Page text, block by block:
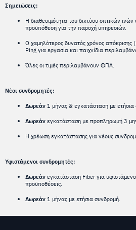
Σημειώσεις:
Η διαθεσιμότητα του δικτύου οπτικών
προϋπόθεση για την παροχή υπηρεσιών.
Ο χαμηλότερος δυνατός χρόνος απόκρισης
Ping για εργασία και παιχνίδια
Όλες οι τιμές περιλαμβάνουν ΦΠΑ.
Νέοι συνδρομητές:
Δωρεάν 1 μήνας & εγκατάσταση με ετήσια
Δωρεάν εγκατάσταση με προπληρωμή 3
Η χρέωση εγκατάστασης για νέους
Υφιστάμενοι συνδρομητές:
Δωρεάν εγκατάσταση Fiber για
προϋποθέσεις.
Δωρεάν 1 μήνας με ετήσια συνδρομή.